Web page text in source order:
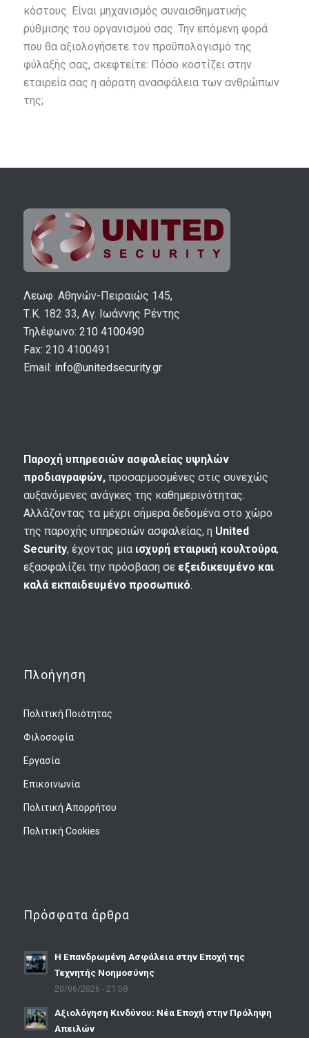
κόστους. Είναι μηχανισμός συναισθηματικής
ρύθμισης του οργανισμού σας. Την επόμενη φορά
που θα αξιολογήσετε τον προϋπολογισμό της
φύλαξής σας, σκεφτείτε: Πόσο κοστίζει στην
εταιρεία σας η αόρατη ανασφάλεια των ανθρώπων
της;
Λεωφ. Αθηνών-Πειραιώς 145,
Τ.Κ. 182 33, Αγ. Ιωάννης Ρέντης
Τηλέφωνο: 210 4100490
Fax: 210 4100491
Email: info@unitedsecurity.gr
Παροχή υπηρεσιών ασφαλείας υψηλών
προδιαγραφών,προσαρμοσμένες στις συνεχώς
αυξανόμενες ανάγκες της καθημερινότητας.
Αλλάζοντας τα μέχρι σήμερα δεδομένα στο χώρο
της παροχής υπηρεσιών ασφαλείας, η United
Security, έχοντας μια ισχυρή εταιρική κουλτούρα,
εξασφαλίζει την πρόσβαση σε εξειδικευμένο και
καλά εκπαιδευμένο προσωπικό.
Πλοήγηση
Πολιτική Ποιότητας
Φιλοσοφία
Εργασία
Επικοινωνία
Πολιτική Απορρήτου
Πολιτική Cookies
Πρόσφατα άρθρα
Η Επανδρωμένη Ασφάλεια στην Εποχή της
Τεχνητής Νοημοσύνης
20/06/2026 - 21:08
Αξιολόγηση Κινδύνου: Νέα Εποχή στην Πρόληψη
Απειλών